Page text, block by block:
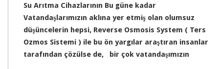
i
h
z
l
a
Su Arıtma Cihazlarının Bu güne kadar
Vatandaşlarımızın aklına yer etmiş olan olumsuz
düşüncelerin hepsi, Reverse Osmosis System ( Ters
Ozmos Sistemi ) ile bu ön yargılar araştıran insanlar
tarafından çözülse de, bir çok vatandaşımızın